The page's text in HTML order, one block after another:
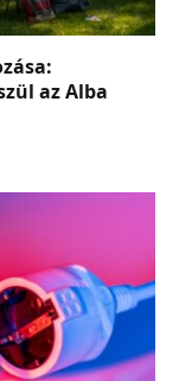
az Alba